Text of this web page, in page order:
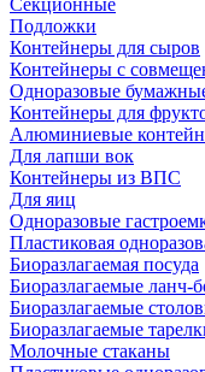
Секционные
Подложки
Контейнеры для сыров
Контейнеры с
Одноразовые
Контейнеры для
Алюминиевые
Для лапши вок
Контейнеры из ВПС
Для яиц
Одноразовые
Пластиковая
Биоразлагаемая посуда
Биоразлагаемые ланч-
Биоразлагаемые
Биоразлагаемые
Молочные стаканы